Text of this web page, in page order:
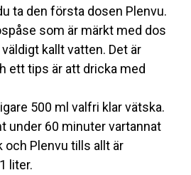
ta den första dosen Plenvu.
som är märkt med dos
kallt vatten. Det är
ett tips är att dricka med
500 ml valfri klar vätska.
under 60 minuter vartannat
och Plenvu tills allt är
liter.